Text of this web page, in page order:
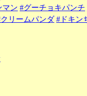
マン #グーチョキパンチ
リームパンダ #ドキン